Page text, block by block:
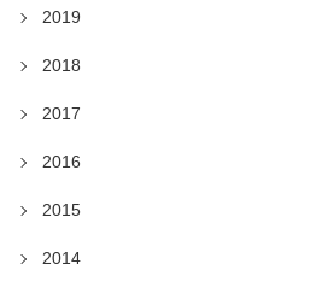
2019
2018
2017
2016
2015
2014